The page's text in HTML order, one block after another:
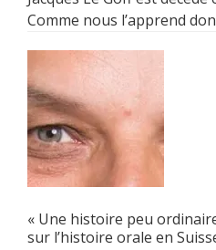
Comme nous l’apprend
« Une histoire peu
sur l’histoire orale en